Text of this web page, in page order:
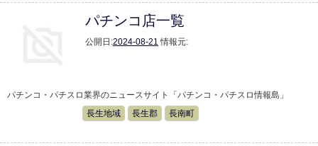
パチンコ店一覧
公開日:2024-08-21 情報元:
パチンコ・パチスロ業界のニュースサイト「パチンコ・パチスロ情報島」
長生地域
長生郡 長南町